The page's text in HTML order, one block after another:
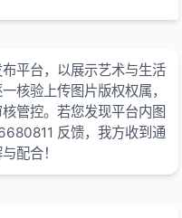
平台，以展示艺术与生活
核验上传图片版权权属，
管控。若您发现平台内图
反馈，我方收到通
配合！